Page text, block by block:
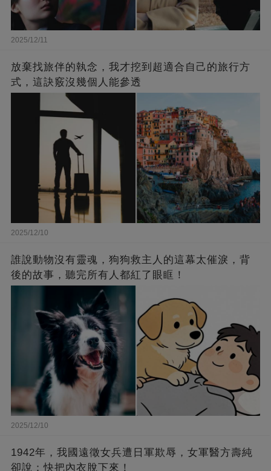
2025/12/11
放棄找旅伴的執念，我才挖到超適合自己的旅行方
式，這訣竅沒幾個人能參透
2025/12/10
誰說動物沒有靈魂，狗狗救主人的這幕太催淚，背
後的故事，聽完所有人都紅了眼眶！
2025/12/10
1942年，我國遠徵女兵遭日軍欺辱，女軍醫方壽純
卻說：快把內衣脫下來！